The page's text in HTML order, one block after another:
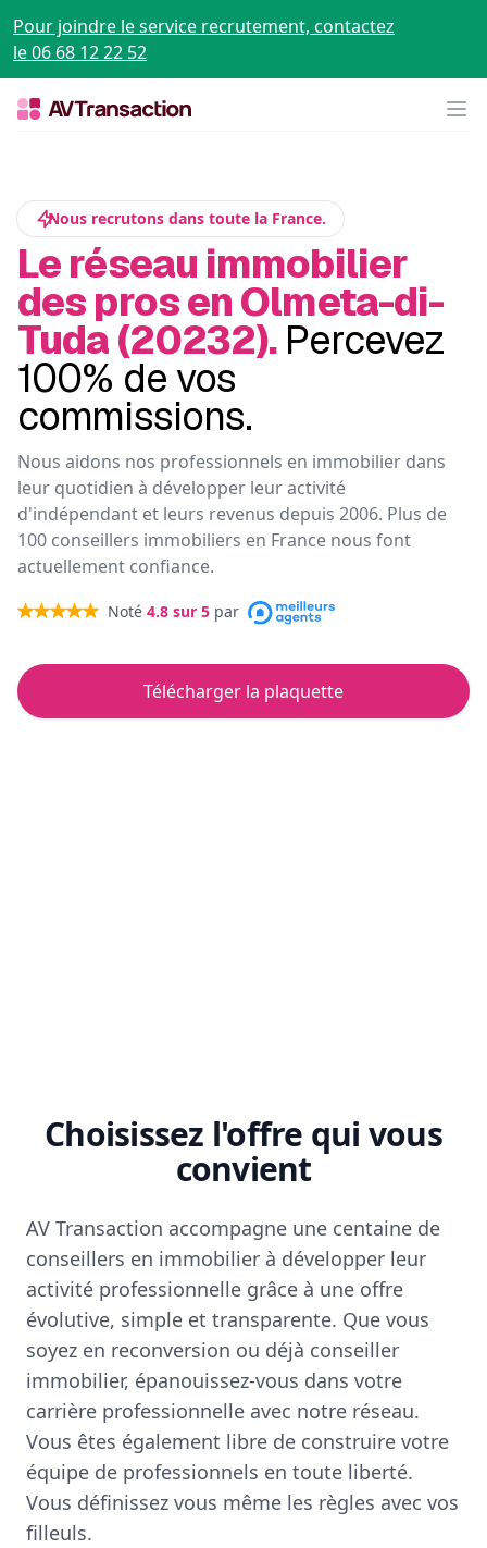
Pour joindre le service recrutement, contactez
le 06 68 12 22 52
Nous recrutons dans toute la France.
Le réseau immobilier
des pros en Olmeta-di-
Tuda (20232). Percevez
100% de vos
commissions.
Nous aidons nos professionnels en immobilier dans
leur quotidien à développer leur activité
d'indépendant et leurs revenus depuis 2006. Plus de
100 conseillers immobiliers en France nous font
actuellement confiance.
Noté 4.8 sur 5 par
Télécharger la plaquette
Choisissez l'offre qui vous
convient
AV Transaction accompagne une centaine de
conseillers en immobilier à développer leur
activité professionnelle grâce à une offre
évolutive, simple et transparente. Que vous
soyez en reconversion ou déjà conseiller
immobilier, épanouissez-vous dans votre
carrière professionnelle avec notre réseau.
Vous êtes également libre de construire votre
équipe de professionnels en toute liberté.
Vous définissez vous même les règles avec vos
filleuls.